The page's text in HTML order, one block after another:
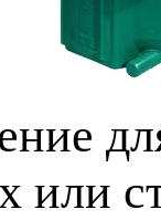
или